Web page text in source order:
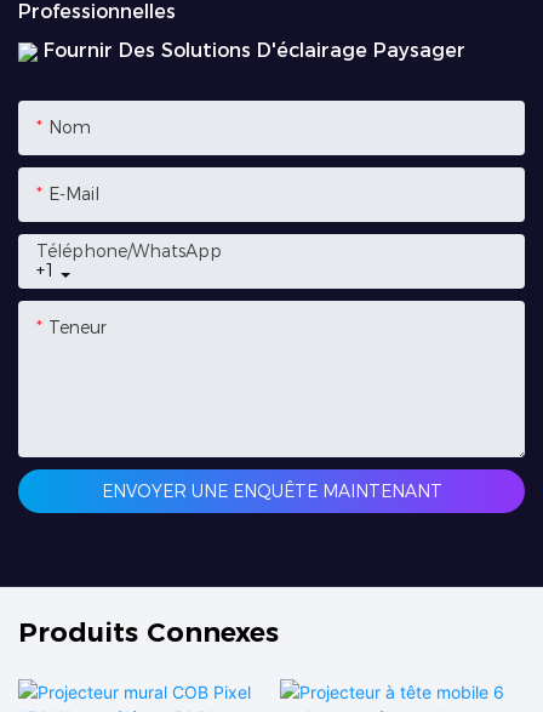
Professionnelles
Fournir Des Solutions D'éclairage Paysager
Nom
E-Mail
+1
Téléphone/WhatsApp
Teneur
ENVOYER UNE ENQUÊTE MAINTENANT
Produits Connexes